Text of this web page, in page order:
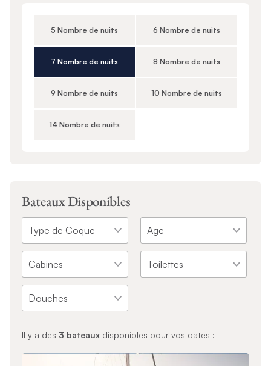
5 Nombre de nuits 6 Nombre de nuits
7 Nombre de nuits 8 Nombre de nuits
9 Nombre de nuits 10 Nombre de nuits
14 Nombre de nuits
Bateaux Disponibles
Il y a des 3 bateauxdisponibles pour vos dates :